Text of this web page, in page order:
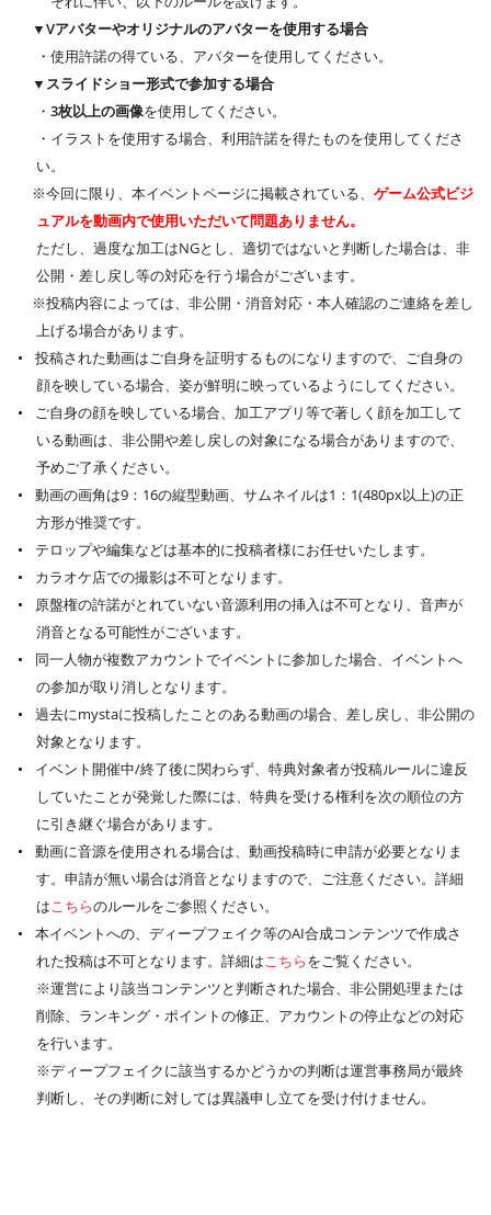
▼Vアバターやオリジナルのアバターを使用する場合
・使用許諾の得ている、アバターを使用してください。
▼スライドショー形式で参加する場合
・ 3枚以上の画像を使用してください。
・イラストを使用する場合、利用許諾を得たものを使用してくださ
い。
※今回に限り、本イベントページに掲載されている、 ゲーム公式ビジ
ュアルを動画内で使用いただいて問題ありません。
ただし、過度な加工はNGとし、適切ではないと判断した場合は、非
公開・差し戻し等の対応を行う場合がございます。
※投稿内容によっては、非公開・消音対応・本人確認のご連絡を差し
上げる場合があります。
投稿された動画はご自身を証明するものになりますので、ご自身の
顔を映している場合、姿が鮮明に映っているようにしてください。
ご自身の顔を映している場合、加工アプリ等で著しく顔を加工して
いる動画は、非公開や差し戻しの対象になる場合がありますので、
予めご了承ください。
動画の画角は9：16の縦型動画、サムネイルは1：1(480px以上)の正
方形が推奨です。
テロップや編集などは基本的に投稿者様にお任せいたします。
カラオケ店での撮影は不可となります。
原盤権の許諾がとれていない音源利用の挿入は不可となり、音声が
消音となる可能性がございます。
同一人物が複数アカウントでイベントに参加した場合、イベントへ
の参加が取り消しとなります。
過去にmystaに投稿したことのある動画の場合、差し戻し、非公開の
対象となります。
イベント開催中/終了後に関わらず、特典対象者が投稿ルールに違反
していたことが発覚した際には、特典を受ける権利を次の順位の方
に引き継ぐ場合があります。
動画に音源を使用される場合は、動画投稿時に申請が必要となりま
す。申請が無い場合は消音となりますので、ご注意ください。詳細
はこちらのルールをご参照ください。
本イベントへの、ディープフェイク等のAI合成コンテンツで作成さ
れた投稿は不可となります。詳細はこちらをご覧ください。
※運営により該当コンテンツと判断された場合、非公開処理または
削除、ランキング・ポイントの修正、アカウントの停止などの対応
を行います。
※ディープフェイクに該当するかどうかの判断は運営事務局が最終
判断し、その判断に対しては異議申し立てを受け付けません。